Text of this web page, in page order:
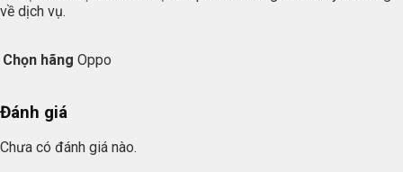
về dịch vụ.
Chọn hãng Oppo
Đánh giá
Chưa có đánh giá nào.